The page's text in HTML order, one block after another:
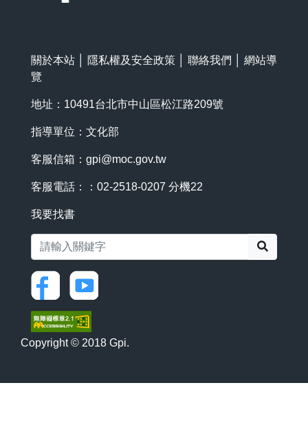
關於本站 隱私權及安全政策 聯絡我們
網站導
覽
地址：10491台北市中山區松江路209號
指導單位：文化部
客服信箱： gpi@moc.gov.tw
客服電話：：02-2518-0207 分機22
我要找書
Copyright © 2018 Gpi.